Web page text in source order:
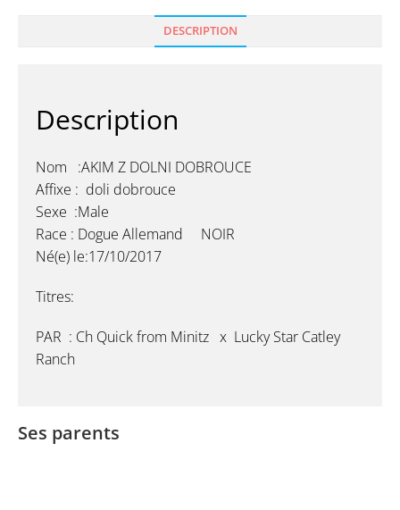
DESCRIPTION
Description
Nom :AKIM Z DOLNI DOBROUCE
Affixe : doli dobrouce
Sexe :Male
Race : Dogue Allemand NOIR
Né(e) le:17/10/2017
Titres:
PAR : Ch Quick from Minitz x Lucky Star Catley
Ranch
Ses parents